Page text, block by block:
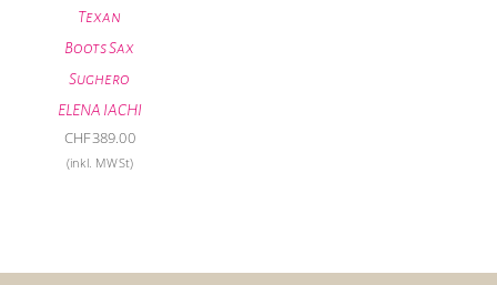
Texan
Boots Sax
Sughero
ELENA IACHI
CHF389.00
(inkl. MWSt)